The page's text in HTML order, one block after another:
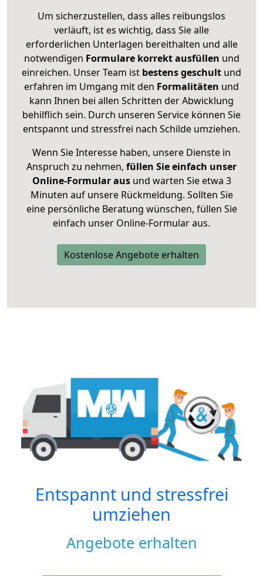
Um sicherzustellen, dass alles reibungslos
verläuft, ist es wichtig, dass Sie alle
erforderlichen Unterlagen bereithalten und alle
notwendigen Formulare korrekt ausfüllen und
einreichen. Unser Team ist bestens geschult und
erfahren im Umgang mit den Formalitäten und
kann Ihnen bei allen Schritten der Abwicklung
behilflich sein. Durch unseren Service können Sie
entspannt und stressfrei nach Schilde umziehen.
Wenn Sie Interesse haben, unsere Dienste in
Anspruch zu nehmen, füllen Sie einfach unser
Online-Formular ausund warten Sie etwa 3
Minuten auf unsere Rückmeldung. Sollten Sie
eine persönliche Beratung wünschen, füllen Sie
einfach unser Online-Formular aus.
Kostenlose Angebote erhalten
Entspannt und stressfrei
umziehen
Angebote erhalten